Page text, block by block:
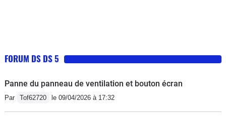
FORUM DS DS 5
Panne du panneau de ventilation et bouton écran
Par Tof62720 le 09/04/2026 à 17:32